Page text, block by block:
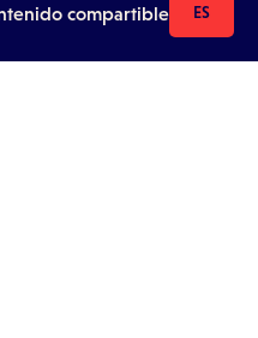
compartible ES